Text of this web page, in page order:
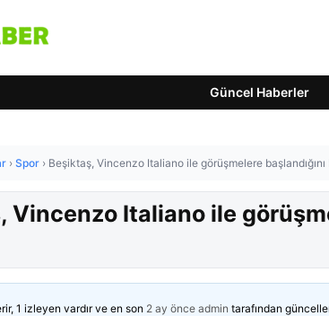
Güncel Haberler
› Spor › Beşiktaş, Vincenzo Italiano ile görüşmelere başlandığını
Vincenzo Italiano ile
1 izleyen vardır ve en son 2 ay önce admin tarafından